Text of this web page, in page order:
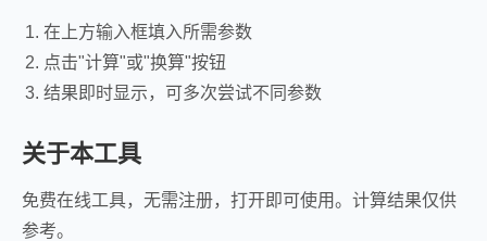
在上方输入框填入所需参数
点击"计算"或"换算"按钮
结果即时显示，可多次尝试不同参数
关于本工具
免费在线工具，无需注册，打开即可使用。计算结果仅供
参考。